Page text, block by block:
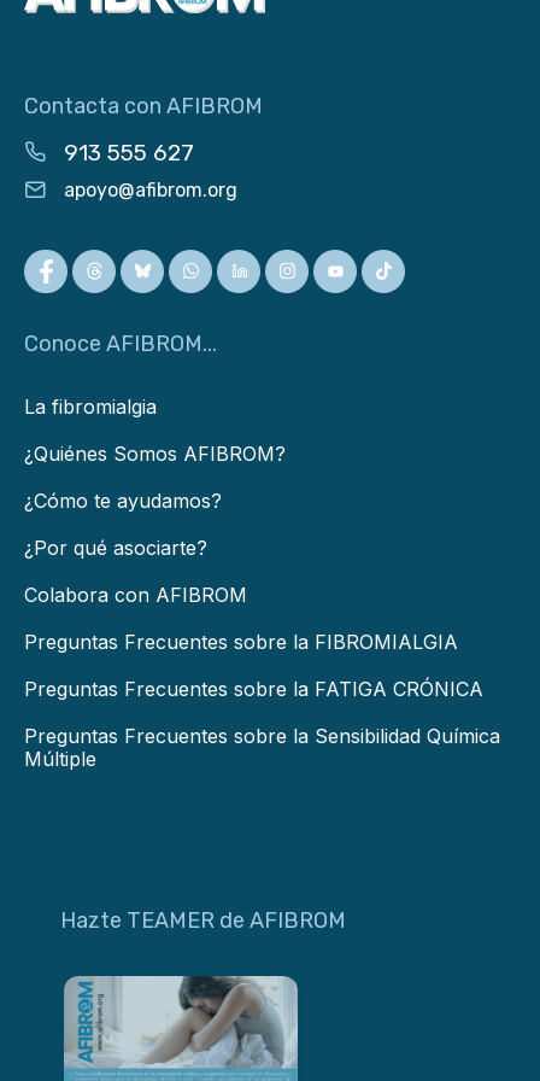
Contacta con AFIBROM
913 555 627
apoyo@afibrom.org
Conoce AFIBROM...
La fibromialgia
¿Quiénes Somos AFIBROM?
¿Cómo te ayudamos?
¿Por qué asociarte?
Colabora con AFIBROM
Preguntas Frecuentes sobre la FIBROMIALGIA
Preguntas Frecuentes sobre la FATIGA CRÓNICA
Preguntas Frecuentes sobre la Sensibilidad Química
Múltiple
Hazte TEAMER de AFIBROM